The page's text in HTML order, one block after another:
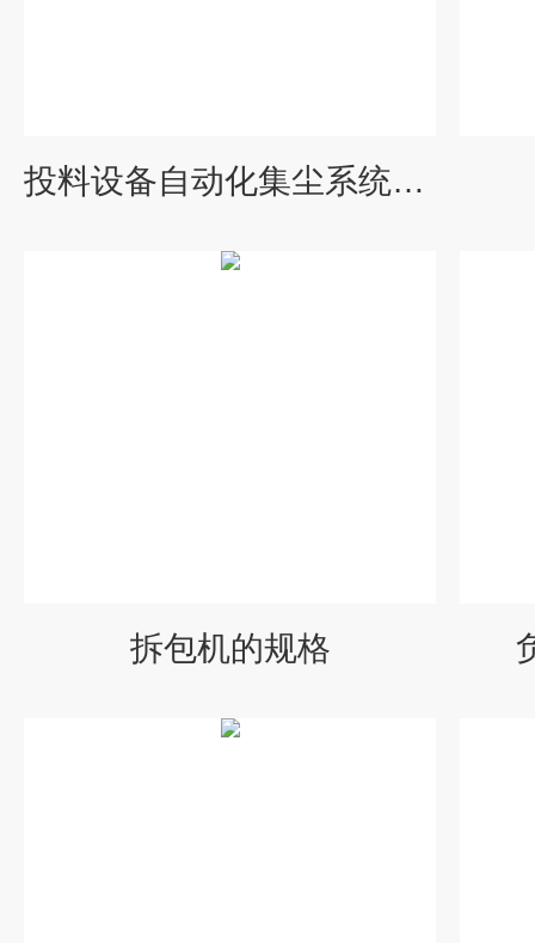
投料设备自动化集尘系统规格
拆包机的规格